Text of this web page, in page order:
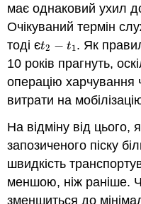
має однаковий ухил
Очікуваний термін
тоді єt2 − t1
t2 −t1 . Як
10 років прагнуть,
операцію харчування
витрати на
На відміну від цього,
запозиченого піску
швидкість
меншою, ніж раніше.
зменшиться до